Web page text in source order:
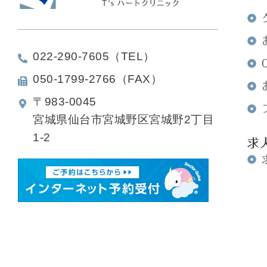
022-290-7605（TEL）
050-1799-2766（FAX）
〒983-0045
宮城県仙台市宮城野区宮城野2丁目
1-2
求